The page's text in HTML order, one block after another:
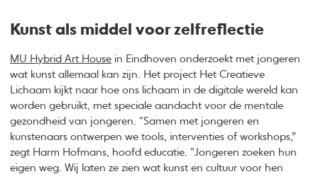
Kunst als middel voor zelfreflectie
MU Hybrid Art House in Eindhoven onderzoekt met jongeren
wat kunst allemaal kan zijn. Het project Het Creatieve
Lichaam kijkt naar hoe ons lichaam in de digitale wereld kan
worden gebruikt, met speciale aandacht voor de mentale
gezondheid van jongeren. “Samen met jongeren en
kunstenaars ontwerpen we tools, interventies of workshops,”
zegt Harm Hofmans, hoofd educatie. “Jongeren zoeken hun
eigen weg. Wij laten ze zien wat kunst en cultuur voor hen